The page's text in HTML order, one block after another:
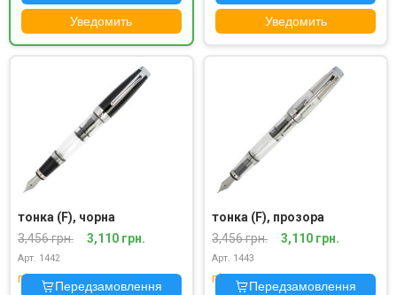
Уведомить Уведомить
тонка (F), чорна
3,456 грн.
3,110 грн.
Арт. 1442
під замовлення
Передзамовлення
тонка (F), прозора
3,456 грн.
3,110 грн.
Арт. 1443
під замовлення
Передзамовлення